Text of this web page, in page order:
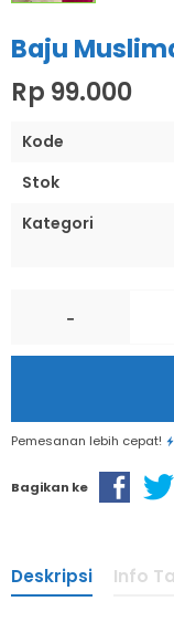
Baju
Rp 99.000
Kode
Stok
Kategori
-
Pemesanan lebih cepat!
Bagikan ke
Deskripsi Info